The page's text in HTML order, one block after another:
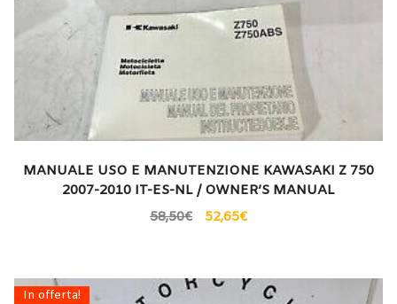
MANUALE USO E MANUTENZIONE KAWASAKI Z 750
2007-2010 IT-ES-NL / OWNER’S MANUAL
58,50€ 52,65€
In offerta!